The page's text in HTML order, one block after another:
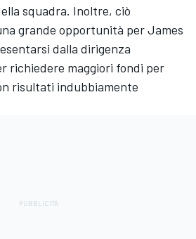
squadra. Inoltre, ciò
grande opportunità per James
dalla dirigenza
richiedere maggiori fondi per
risultati indubbiamente